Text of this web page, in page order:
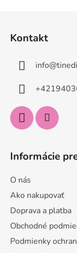
Kontakt
info@
Informácie
O nás
Ako nakupovať
Doprava a platba
Obchodné
Podmienky